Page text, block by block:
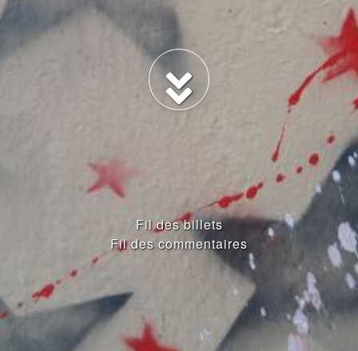
Fil des billets
Fil des commentaires